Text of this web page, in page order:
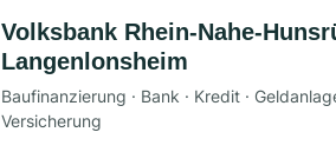
Volksbank Rhein-Nahe-
Langenlonsheim
Baufinanzierung · Bank · Kredit ·
Versicherung